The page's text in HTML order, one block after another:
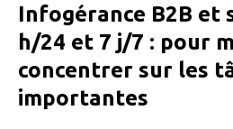
Infogérance B2B et
h/24 et 7 j/7 : pour
concentrer sur les
importantes